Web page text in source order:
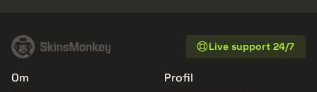
Live support 24/7
Om
Profil